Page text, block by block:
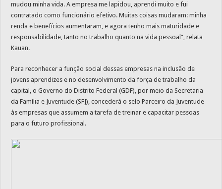
mudou minha vida. A empresa me lapidou, aprendi muito e fui
contratado como funcionário efetivo. Muitas coisas mudaram: minha
renda e benefícios aumentaram, e agora tenho mais maturidade e
responsabilidade, tanto no trabalho quanto na vida pessoal”, relata
Kauan.
Para reconhecer a função social dessas empresas na inclusão de
jovens aprendizes e no desenvolvimento da força de trabalho da
capital, o Governo do Distrito Federal (GDF), por meio da Secretaria
da Família e Juventude (SFJ), concederá o selo Parceiro da Juventude
às empresas que assumem a tarefa de treinar e capacitar pessoas
para o futuro profissional.